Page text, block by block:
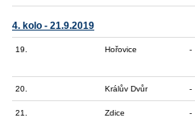
4. kolo - 21.9.2019
19. Hořovice -
20. Králův Dvůr -
21. Zdice -